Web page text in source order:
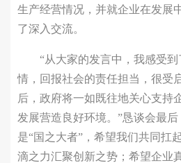
生产经营情况，并就企业在发展
了深入交流。
“从大家的发言中，我感受到
情，回报社会的责任担当，很受
后，政府将一如既往地关心支持
发展营造良好环境。”恳谈会最
是“国之大者”，希望我们共同扛
滴之力汇聚创新之势；希望企业